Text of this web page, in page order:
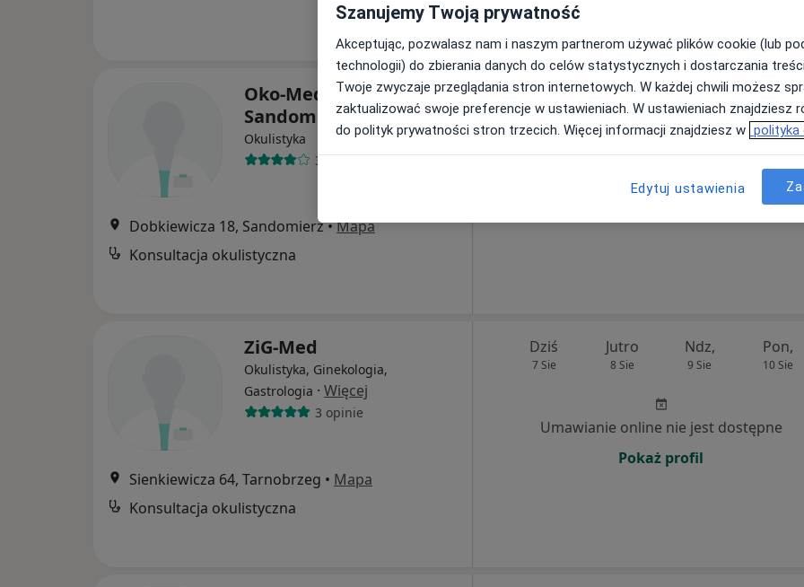
Oko-Med w
Sandomierzu
Okulistyka
3 opinie
Dobkiewicza 18, Sandomierz•Mapa
Konsultacja okulistyczna
Dziś
7 Sie
Jutro
8 Sie
Ndz,
9 Sie
Pon,
10 Sie
Umawianie online nie jest dostępne
ZiG-Med
Okulistyka, Ginekologia,
Gastrologia · Więcej
3 opinie
Sienkiewicza 64, Tarnobrzeg • Mapa
Konsultacja okulistyczna
Dziś
7 Sie
Jutro
8 Sie
Ndz,
9 Sie
Pon,
10 Sie
Umawianie online nie jest dostępne
Pokaż profil
Szanujemy Twoją prywatność
Akceptując, pozwalasz nam i naszym partnerom używać plików cookie (lub
technologii) do zbierania danych do celów statystycznych i dostarczania
Twoje zwyczaje przeglądania stron internetowych. W każdej chwili możesz
zaktualizować swoje preferencje w ustawieniach. W ustawieniach znajdziesz
do polityk prywatności stron trzecich. Więcej informacji znajdziesz w polityka
Edytuj ustawienia